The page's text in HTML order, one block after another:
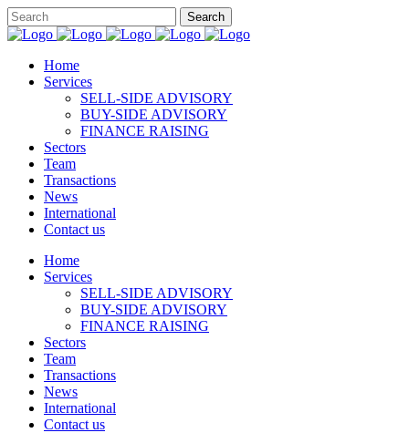
Home
Services
SELL-SIDE ADVISORY
BUY-SIDE ADVISORY
FINANCE RAISING
Sectors
Team
Transactions
News
International
Contact us
Home
Services
SELL-SIDE ADVISORY
BUY-SIDE ADVISORY
FINANCE RAISING
Sectors
Team
Transactions
News
International
Contact us